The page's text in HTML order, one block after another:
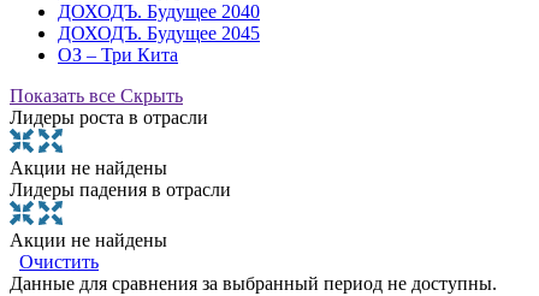
ДОХОДЪ. Будущее 2040
ДОХОДЪ. Будущее 2045
ОЗ – Три Кита
Показать все Скрыть
Лидеры роста в отрасли
Акции не найдены
Лидеры падения в отрасли
Акции не найдены
Очистить
Данные для сравнения за выбранный период не доступны.